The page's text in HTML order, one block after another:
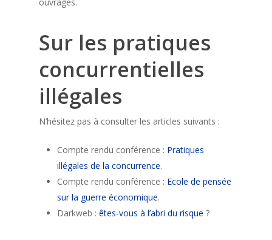
Sur les pratiques
concurrentielles
illégales
N’hésitez pas à consulter les articles suivants :
Compte rendu conférence : Pratiques
illégales de la concurrence.
Compte rendu conférence : Ecole de pensée
sur la guerre économique.
Darkweb : êtes-vous à l’abri du risque ?